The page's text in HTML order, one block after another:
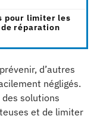
pour limiter les
réparation
d’autres
négligés.
solutions
et de limiter